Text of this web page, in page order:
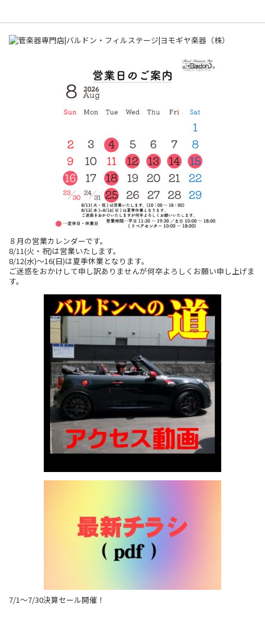
８月の営業カレンダーです。
8/11(火・祝)は営業いたします。
8/12(水)～16(日)は夏季休業となります。
ご迷惑をおかけして申し訳ありませんが何卒よろしくお願い申し上げま
す。
7/1～7/30決算セール開催！